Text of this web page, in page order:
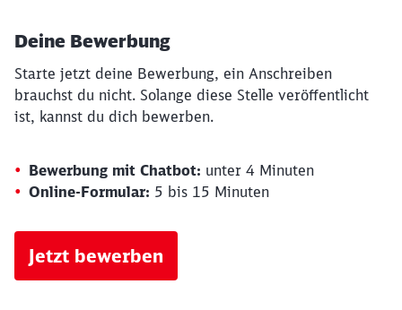
Deine Bewerbung
Starte jetzt deine Bewerbung, ein Anschreiben
brauchst du nicht. Solange diese Stelle veröffentlicht
ist, kannst du dich bewerben.
Bewerbung mit Chatbot: unter 4 Minuten
Online-Formular: 5 bis 15 Minuten
Jetzt bewerben